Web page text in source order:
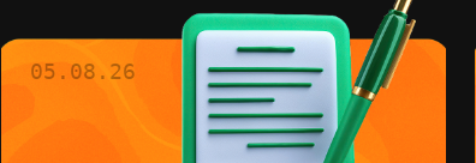
05.08.26